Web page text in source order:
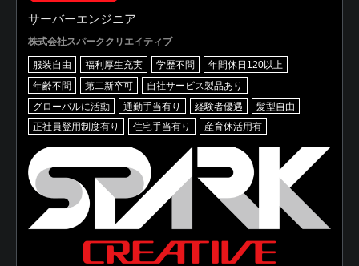
サーバーエンジニア
株式会社スパーククリエイティブ
服装自由 福利厚生充実 学歴不問
年間休日120以上
年齢不問
第二新卒可
自社サービス製品あり
グローバルに活動
通勤手当有り 経験者優遇
髪型自由
正社員登用制度有り
住宅手当有り 産育休活用有